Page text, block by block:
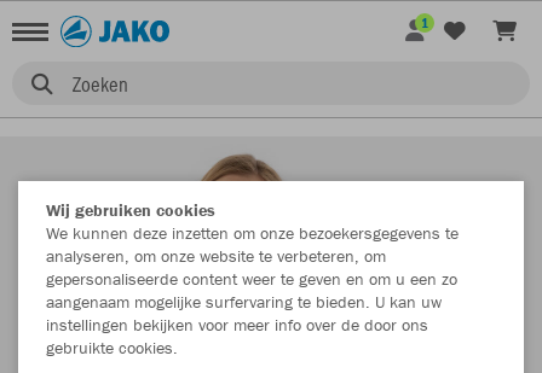
Zoeken
1
Wij gebruiken cookies
We kunnen deze inzetten om onze bezoekersgegevens te
analyseren, om onze website te verbeteren, om
gepersonaliseerde content weer te geven en om u een zo
aangenaam mogelijke surfervaring te bieden. U kan uw
instellingen bekijken voor meer info over de door ons
gebruikte cookies.